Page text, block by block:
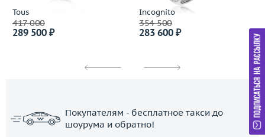
Tous
417 000
289 500 ₽
Incognito
354 500
283 600 ₽
Покупателям - бесплатное такси до
шоурума и обратно!